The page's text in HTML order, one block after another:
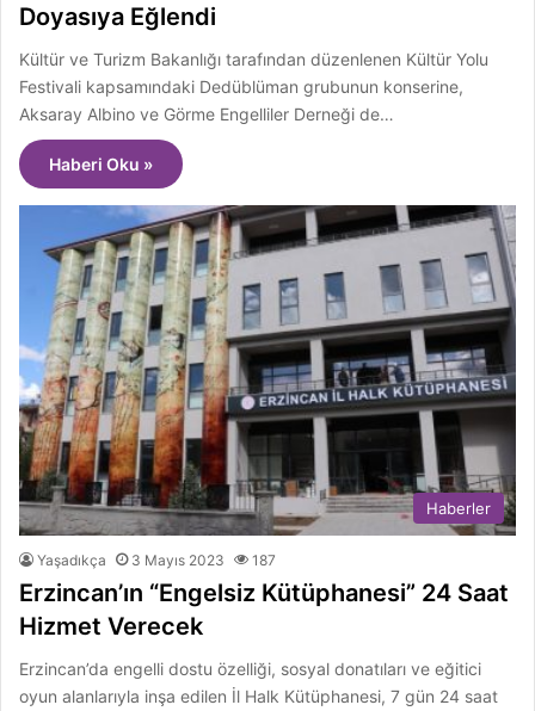
Doyasıya Eğlendi
Kültür ve Turizm Bakanlığı tarafından düzenlenen Kültür Yolu
Festivali kapsamındaki Dedüblüman grubunun konserine,
Aksaray Albino ve Görme Engelliler Derneği de…
Haberi Oku »
Haberler
Yaşadıkça 3 Mayıs 2023 187
Erzincan’ın “Engelsiz Kütüphanesi” 24 Saat
Hizmet Verecek
Erzincan’da engelli dostu özelliği, sosyal donatıları ve eğitici
oyun alanlarıyla inşa edilen İl Halk Kütüphanesi, 7 gün 24 saat